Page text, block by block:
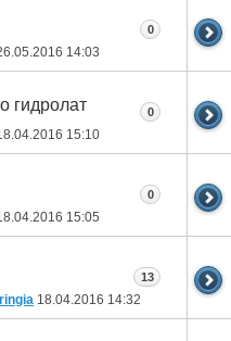
14:03
0
гидролат
15:10
0
15:05
0
18.04.2016 14:32
13